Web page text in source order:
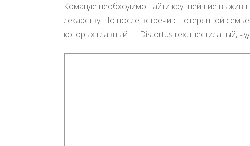
Команде необходимо найти крупнейшие
лекарству. Но после встречи с потерянной
которых главный — Distortus rex, шестилапый,